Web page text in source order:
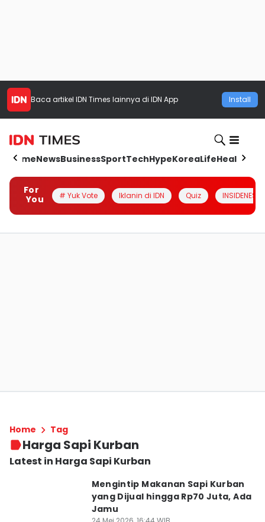
Baca artikel IDN Times lainnya di IDN App Install
HomeNewsBusinessSportTechHypeKoreaLifeHealth
For
You
# Yuk Vote Iklanin di IDN Quiz INSIDENESIA
Home Tag
Harga Sapi Kurban
Latest in Harga Sapi Kurban
Mengintip Makanan Sapi Kurban
yang Dijual hingga Rp70 Juta, Ada
Jamu